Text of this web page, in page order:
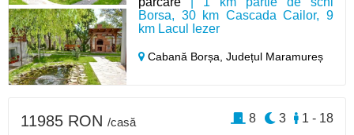
Borsa, 30 km Cascada Cailor, 9
km Lacul Iezer
Cabană Borșa,Județul Maramureș
11985 RON /casă 1 - 18
3
8